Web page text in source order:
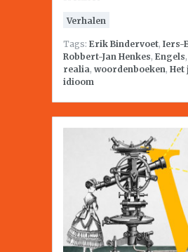
Verhalen
Tags: Erik Bindervoet, Iers-
Robbert-Jan Henkes, Engels,
realia, woordenboeken, Het
idioom